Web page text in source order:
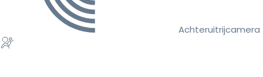
Achteruitrijcamera